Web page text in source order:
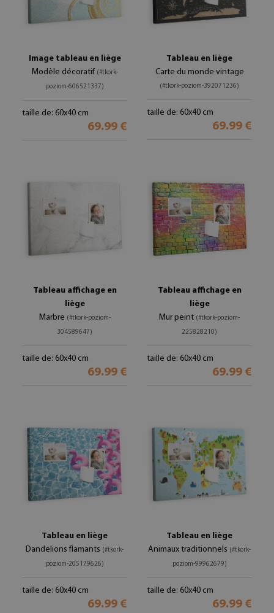
Image tableau en liège
Modèle décoratif (#tkork-
poziom-606521337)
taille de: 60x40 cm
69.99 €
Tableau en liège
Carte du monde vintage
(#tkork-poziom-392071236)
taille de: 60x40 cm
69.99 €
Tableau affichage en
liège
Marbre (#tkork-poziom-
304589647)
taille de: 60x40 cm
69.99 €
Tableau affichage en
liège
Mur peint (#tkork-poziom-
225828210)
taille de: 60x40 cm
69.99 €
Tableau en liège
Dandelions flamants (#tkork-
poziom-205179626)
taille de: 60x40 cm
69.99 €
Tableau en liège
Animaux traditionnels (#tkork-
poziom-99962679)
taille de: 60x40 cm
69.99 €